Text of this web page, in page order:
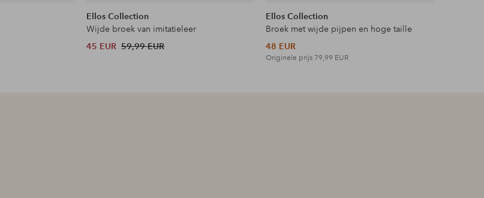
Ellos Collection
Wijde broek van imitatieleer
45 EUR 59,99 EUR
Ellos Collection
Broek met wijde pijpen en hoge taille
48 EUR
Originele prijs 79,99 EUR